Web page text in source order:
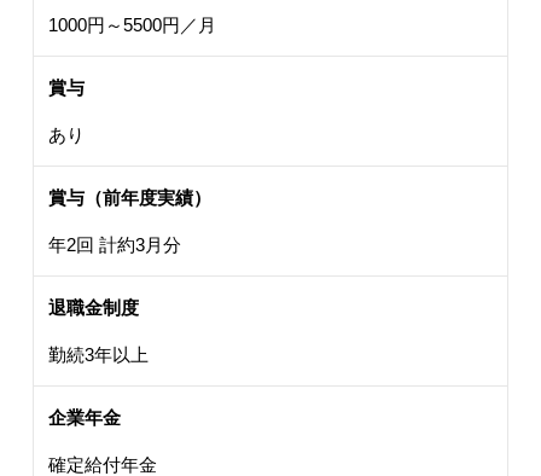
1000円～5500円／月
賞与
あり
賞与（前年度実績）
年2回 計約3月分
退職金制度
勤続3年以上
企業年金
確定給付年金